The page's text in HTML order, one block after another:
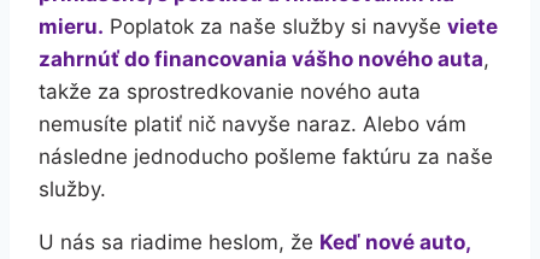
mieru. Poplatok za naše služby si navyše viete
zahrnúť do financovania vášho nového auta,
takže za sprostredkovanie nového auta
nemusíte platiť nič navyše naraz. Alebo vám
následne jednoducho pošleme faktúru za naše
služby.
U nás sa riadime heslom, že Keď nové auto,